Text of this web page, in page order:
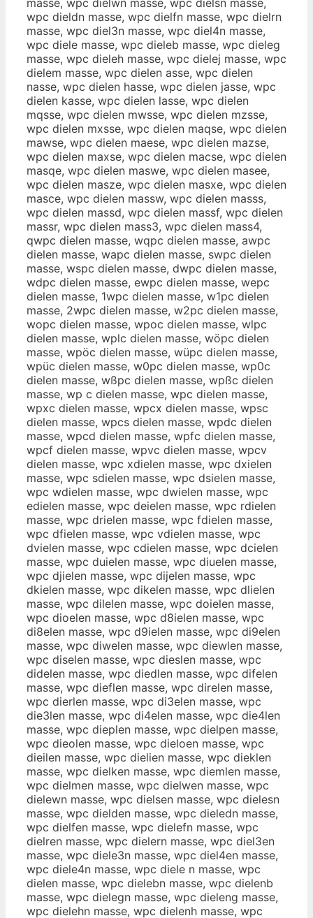
wpc dieldn masse, wpc dielfn masse, wpc dielrn
masse, wpc diel3n masse, wpc diel4n masse,
wpc diele masse, wpc dieleb masse, wpc dieleg
masse, wpc dieleh masse, wpc dielej masse, wpc
dielem masse, wpc dielen asse, wpc dielen
nasse, wpc dielen hasse, wpc dielen jasse, wpc
dielen kasse, wpc dielen lasse, wpc dielen
mqsse, wpc dielen mwsse, wpc dielen mzsse,
wpc dielen mxsse, wpc dielen maqse, wpc dielen
mawse, wpc dielen maese, wpc dielen mazse,
wpc dielen maxse, wpc dielen macse, wpc dielen
masqe, wpc dielen maswe, wpc dielen masee,
wpc dielen masze, wpc dielen masxe, wpc dielen
masce, wpc dielen massw, wpc dielen masss,
wpc dielen massd, wpc dielen massf, wpc dielen
massr, wpc dielen mass3, wpc dielen mass4,
qwpc dielen masse, wqpc dielen masse, awpc
dielen masse, wapc dielen masse, swpc dielen
masse, wspc dielen masse, dwpc dielen masse,
wdpc dielen masse, ewpc dielen masse, wepc
dielen masse, 1wpc dielen masse, w1pc dielen
masse, 2wpc dielen masse, w2pc dielen masse,
wopc dielen masse, wpoc dielen masse, wlpc
dielen masse, wplc dielen masse, wöpc dielen
masse, wpöc dielen masse, wüpc dielen masse,
wpüc dielen masse, w0pc dielen masse, wp0c
dielen masse, wßpc dielen masse, wpßc dielen
masse, wp c dielen masse, wpc dielen masse,
wpxc dielen masse, wpcx dielen masse, wpsc
dielen masse, wpcs dielen masse, wpdc dielen
masse, wpcd dielen masse, wpfc dielen masse,
wpcf dielen masse, wpvc dielen masse, wpcv
dielen masse, wpc xdielen masse, wpc dxielen
masse, wpc sdielen masse, wpc dsielen masse,
wpc wdielen masse, wpc dwielen masse, wpc
edielen masse, wpc deielen masse, wpc rdielen
masse, wpc drielen masse, wpc fdielen masse,
wpc dfielen masse, wpc vdielen masse, wpc
dvielen masse, wpc cdielen masse, wpc dcielen
masse, wpc duielen masse, wpc diuelen masse,
wpc djielen masse, wpc dijelen masse, wpc
dkielen masse, wpc dikelen masse, wpc dlielen
masse, wpc dilelen masse, wpc doielen masse,
wpc dioelen masse, wpc d8ielen masse, wpc
di8elen masse, wpc d9ielen masse, wpc di9elen
masse, wpc diwelen masse, wpc diewlen masse,
wpc diselen masse, wpc dieslen masse, wpc
didelen masse, wpc diedlen masse, wpc difelen
masse, wpc dieflen masse, wpc direlen masse,
wpc dierlen masse, wpc di3elen masse, wpc
die3len masse, wpc di4elen masse, wpc die4len
masse, wpc dieplen masse, wpc dielpen masse,
wpc dieolen masse, wpc dieloen masse, wpc
dieilen masse, wpc dielien masse, wpc dieklen
masse, wpc dielken masse, wpc diemlen masse,
wpc dielmen masse, wpc dielwen masse, wpc
dielewn masse, wpc dielsen masse, wpc dielesn
masse, wpc dielden masse, wpc dieledn masse,
wpc dielfen masse, wpc dielefn masse, wpc
dielren masse, wpc dielern masse, wpc diel3en
masse, wpc diele3n masse, wpc diel4en masse,
wpc diele4n masse, wpc diele n masse, wpc
dielen masse, wpc dielebn masse, wpc dielenb
masse, wpc dielegn masse, wpc dieleng masse,
wpc dielehn masse, wpc dielenh masse, wpc